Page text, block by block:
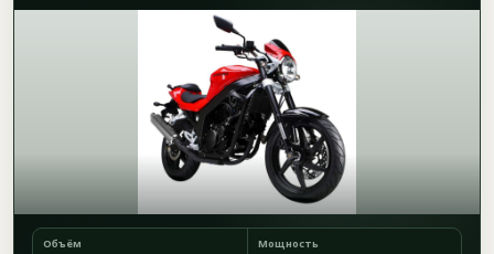
Объём Мощность